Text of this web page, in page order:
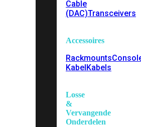
Cable
(DAC)Transceivers
Accessoires
Rackmounts
KabelKabels
Losse
&
Vervangende
Onderdelen